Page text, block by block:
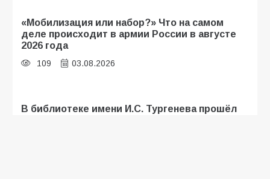
«Мобилизация или набор?» Что на самом
деле происходит в армии России в августе
2026 года
109 03.08.2026
В библиотеке имени И.С. Тургенева прошёл